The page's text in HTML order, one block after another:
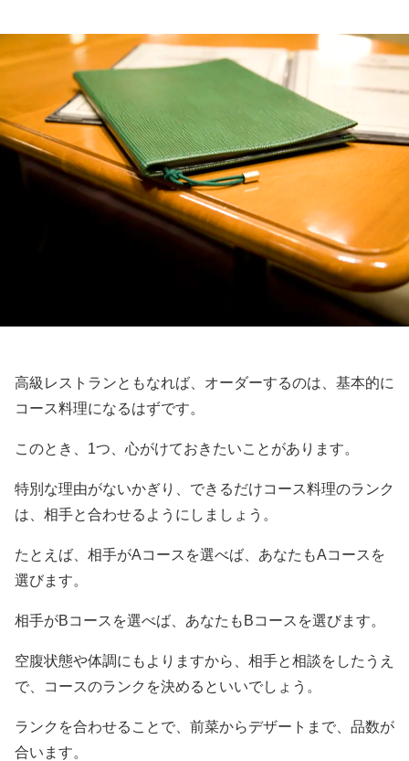
高級レストランともなれば、オーダーするのは、基本的に
コース料理になるはずです。
このとき、1つ、心がけておきたいことがあります。
特別な理由がないかぎり、できるだけコース料理のランク
は、相手と合わせるようにしましょう。
たとえば、相手がAコースを選べば、あなたもAコースを
選びます。
相手がBコースを選べば、あなたもBコースを選びます。
空腹状態や体調にもよりますから、相手と相談をしたうえ
で、コースのランクを決めるといいでしょう。
ランクを合わせることで、前菜からデザートまで、品数が
合います。